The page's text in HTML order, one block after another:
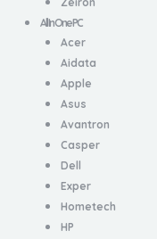
All In One PC
Acer
Aidata
Apple
Asus
Avantron
Casper
Dell
Exper
Hometech
HP